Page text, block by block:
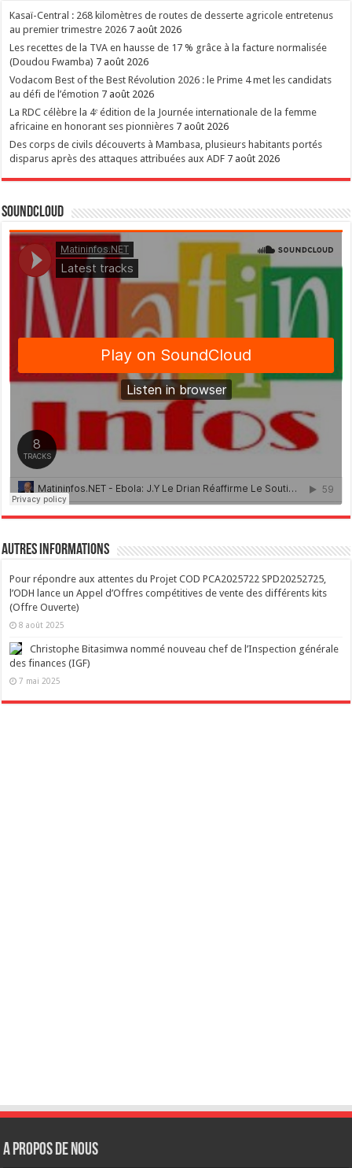
Kasaï-Central : 268 kilomètres de routes de desserte agricole entretenus
au premier trimestre 2026 7 août 2026
Les recettes de la TVA en hausse de 17 % grâce à la facture normalisée
(Doudou Fwamba) 7 août 2026
Vodacom Best of the Best Révolution 2026 : le Prime 4 met les candidats
au défi de l’émotion 7 août 2026
La RDC célèbre la 4ᵉ édition de la Journée internationale de la femme
africaine en honorant ses pionnières 7 août 2026
Des corps de civils découverts à Mambasa, plusieurs habitants portés
disparus après des attaques attribuées aux ADF 7 août 2026
SoundCloud
Autres Informations
Pour répondre aux attentes du Projet COD PCA2025722 SPD20252725,
l’ODH lance un Appel d’Offres compétitives de vente des différents kits
(Offre Ouverte)
8 août 2025
Christophe Bitasimwa nommé nouveau chef de l’Inspection générale
des finances (IGF)
7 mai 2025
A Propos de Nous